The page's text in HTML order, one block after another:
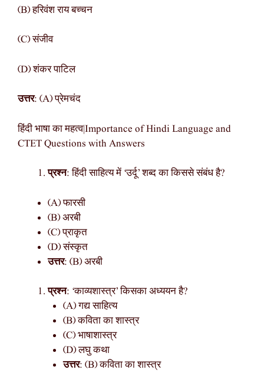
(B) हरिवंश राय बच्चन
(C) संजीव
(D) शंकर पाटिल
उत्तर: (A) प्रेमचंद
हिंदी भाषा का महत्व|Importance of Hindi Language and
CTET Questions with Answers
प्रश्न: हिंदी साहित्य में ‘उर्दू’ शब्द का किससे संबंध है?
(A) फारसी
(B) अरबी
(C) प्राकृत
(D) संस्कृत
उत्तर: (B) अरबी
प्रश्न: ‘काव्यशास्त्र’ किसका अध्ययन है?
(A) गद्य साहित्य
(B) कविता का शास्त्र
(C) भाषाशास्त्र
(D) लघु कथा
उत्तर: (B) कविता का शास्त्र